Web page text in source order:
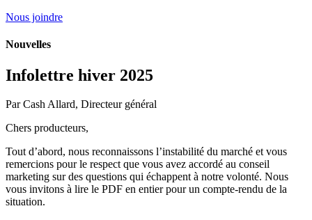
Nous joindre
Nouvelles
Infolettre hiver 2025
Par Cash Allard, Directeur général
Chers producteurs,
Tout d’abord, nous reconnaissons l’instabilité du marché et vous
remercions pour le respect que vous avez accordé au conseil
marketing sur des questions qui échappent à notre volonté. Nous
vous invitons à lire le PDF en entier pour un compte-rendu de la
situation.